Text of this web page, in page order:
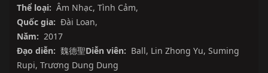
Thể loại: Âm Nhạc, Tình Cảm,
Quốc gia: Đài Loan,
Năm: 2017
Đạo diễn: 魏德聖Diễn viên: Ball, Lin Zhong Yu, Suming
Rupi, Trương Dung Dung